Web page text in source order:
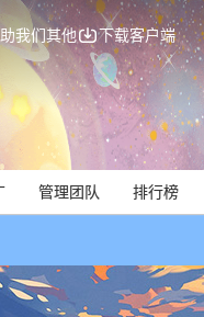
我们其他 下载客户端
管理团队 排行榜